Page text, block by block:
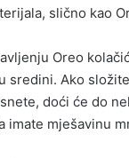
slično kao
Oreo
sredini. Ako
doći će do
imate mješavinu